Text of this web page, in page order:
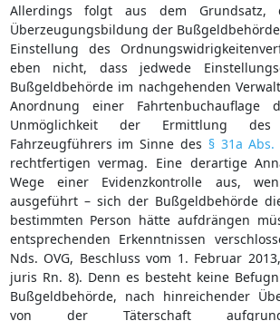
Allerdings folgt aus dem
Überzeugungsbildung der
Einstellung des
eben nicht, dass jedwede
Bußgeldbehörde im nachgehenden
Anordnung einer Fahrtenbuchauflage
Unmöglichkeit der Ermittlung des
Fahrzeugführers im Sinne des § 31a Abs.
rechtfertigen vermag. Eine derartige
Wege einer Evidenzkontrolle aus,
ausgeführt – sich der Bußgeldbehörde
bestimmten Person hätte aufdrängen
entsprechenden Erkenntnissen
Nds. OVG, Beschluss vom 1. Februar
juris Rn. 8). Denn es besteht keine
Bußgeldbehörde, nach hinreichender
von der Täterschaft